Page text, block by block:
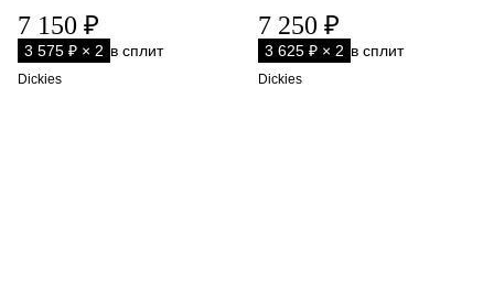
7 150 ₽
3 575 ₽ × 2 в сплит
Dickies
7 250 ₽
3 625 ₽ × 2 в сплит
Dickies